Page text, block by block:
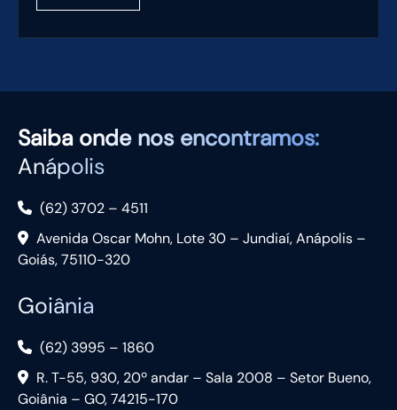
Saiba onde nos encontramos:
Anápolis
(62) 3702 – 4511
Avenida Oscar Mohn, Lote 30 – Jundiaí, Anápolis –
Goiás, 75110-320
Goiânia
(62) 3995 – 1860
R. T-55, 930, 20º andar – Sala 2008 – Setor Bueno,
Goiânia – GO, 74215-170